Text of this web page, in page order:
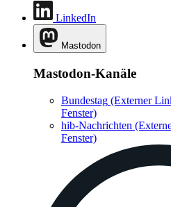
LinkedIn
Mastodon
Mastodon-Kanäle
Bundestag (Externer
Fenster)
hib-Nachrichten
Fenster)